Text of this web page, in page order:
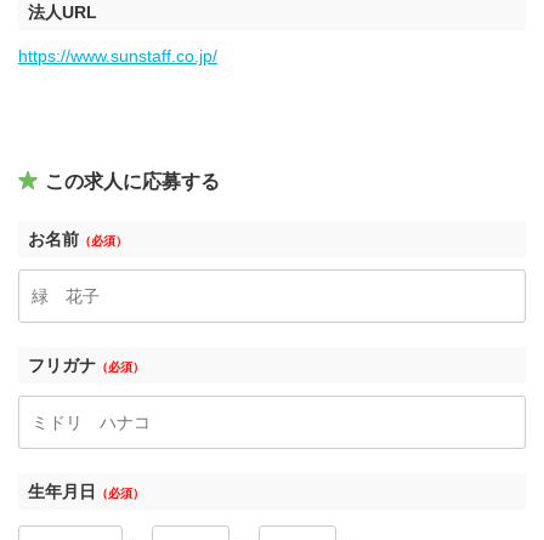
法人URL
https://www.sunstaff.co.jp/
この求人に応募する
お名前 （必須）
フリガナ （必須）
生年月日 （必須）